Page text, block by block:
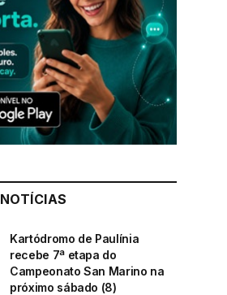
Kartódromo de Paulínia
recebe 7ª etapa do
Campeonato San Marino na
próximo sábado (8)